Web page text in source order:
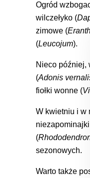
Ogród
wilczełyko (
zimowe (
(Leucojum).
Nieco później,
(Adonis
fiołki wonne (
W kwietniu i w
(
sezonowych.
Warto także